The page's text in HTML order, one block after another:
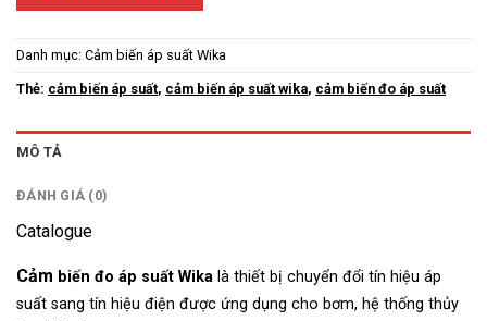
Danh mục: Cảm biến áp suất Wika
Thẻ: cảm biến áp suất, cảm biến áp suất wika, cảm biến đo áp suất
MÔ TẢ
ĐÁNH GIÁ (0)
Catalogue
Cảm biến đo áp suất Wika là thiết bị chuyển đổi tín hiệu áp
suất sang tín hiệu điện được ứng dụng cho bơm, hệ thống thủy